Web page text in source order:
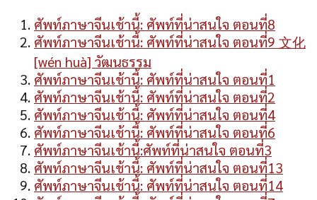
ศัพท์ภาษาจีนเช้านี้: ศัพท์ที่น่าสนใจ ตอนที่8
ศัพท์ภาษาจีนเช้านี้: ศัพท์ที่น่าสนใจ ตอนที่9 文化
[wén huà] วัฒนธรรม
ศัพท์ภาษาจีนเช้านี้: ศัพท์ที่น่าสนใจ ตอนที่1
ศัพท์ภาษาจีนเช้านี้: ศัพท์ที่น่าสนใจ ตอนที่2
ศัพท์ภาษาจีนเช้านี้: ศัพท์ที่น่าสนใจ ตอนที่4
ศัพท์ภาษาจีนเช้านี้: ศัพท์ที่น่าสนใจ ตอนที่6
ศัพท์ภาษาจีนเช้านี้:ศัพท์ที่น่าสนใจ ตอนที่3
ศัพท์ภาษาจีนเช้านี้: ศัพท์ที่น่าสนใจ ตอนที่13
ศัพท์ภาษาจีนเช้านี้: ศัพท์ที่น่าสนใจ ตอนที่14